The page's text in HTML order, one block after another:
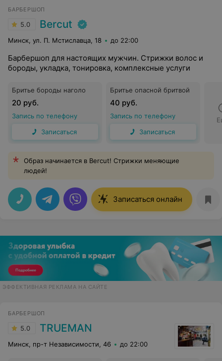
БАРБЕРШОП
5.0 Bercut
Минск, ул. П. Мстиславца, 18 до 22:00
Барбершоп для настоящих мужчин. Стрижки волос и
бороды, укладка, тонировка, комплексные услуги
Бритье бороды наголо
20 руб.
Запись по телефону
Записаться
Бритье опасной бритвой
40 руб.
Запись по телефону
Записаться
Образ начинается в Bercut! Стрижки меняющие
людей!
Записаться онлайн
ЭФФЕКТИВНАЯ РЕКЛАМА НА САЙТЕ
БАРБЕРШОП
5.0 TRUEMAN
Минск, пр-т Независимости, 46 до 22:00